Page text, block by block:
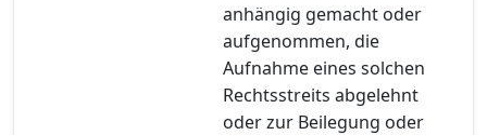
anhängig gemacht oder
aufgenommen, die
Aufnahme eines solchen
Rechtsstreits abgelehnt
oder zur Beilegung oder